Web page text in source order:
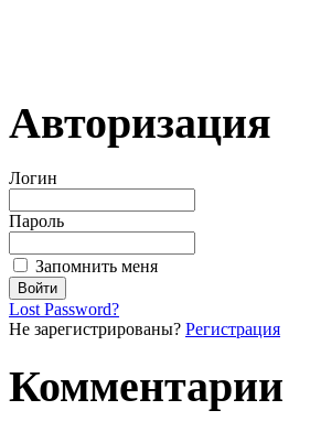
Авторизация
Логин
Пароль
Запомнить меня
Lost Password?
Не зарегистрированы? Регистрация
Комментарии